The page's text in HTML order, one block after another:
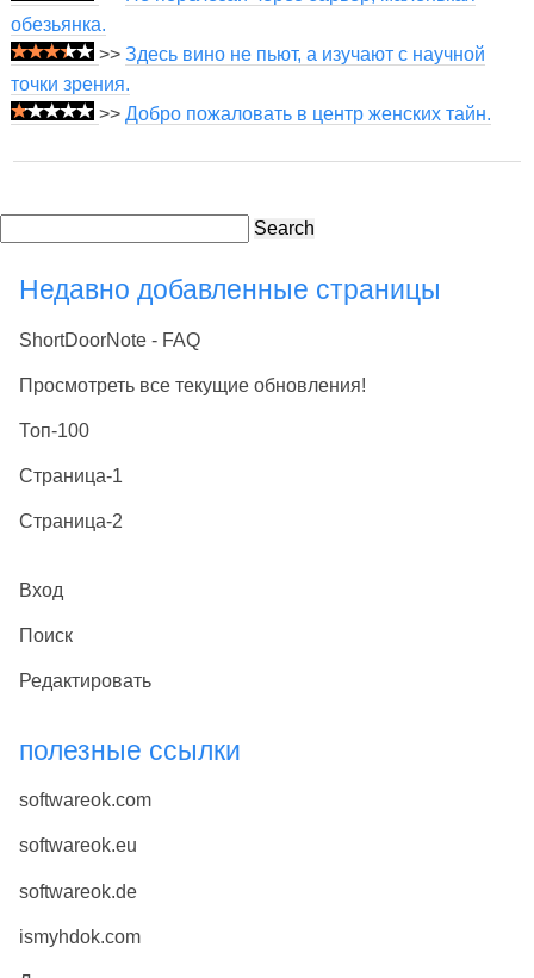
обезьянка.
>> Здесь вино не пьют, а изучают с научной
точки зрения.
>> Добро пожаловать в центр женских тайн.
Search
Недавно добавленные страницы
ShortDoorNote - FAQ
Просмотреть все текущие обновления!
Топ-100
Страница-1
Страница-2
Вход
Поиск
Редактировать
полезные ссылки
softwareok.com
softwareok.eu
softwareok.de
ismyhdok.com